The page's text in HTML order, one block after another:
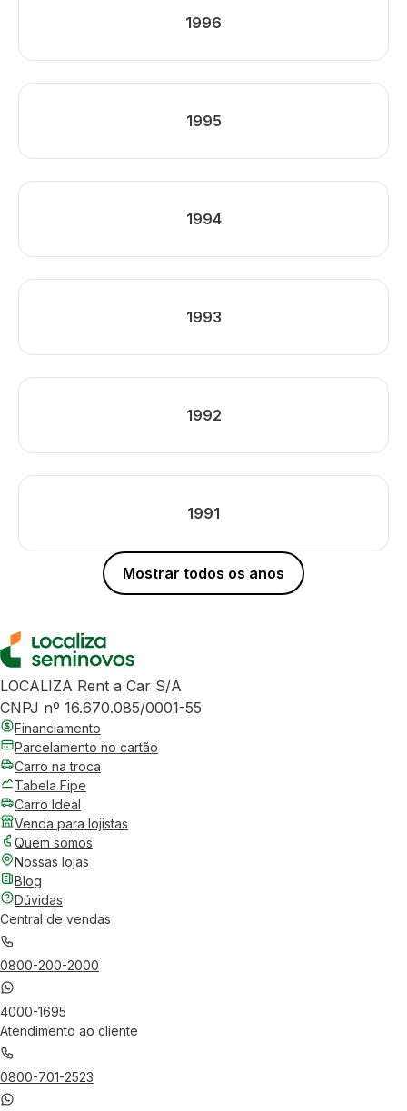
1996
1995
1994
1993
1992
1991
Mostrar todos os anos
LOCALIZA Rent a Car S/A
CNPJ nº 16.670.085/0001-55
Financiamento
Parcelamento no cartão
Carro na troca
Tabela Fipe
Carro Ideal
Venda para lojistas
Quem somos
Nossas lojas
Blog
Dúvidas
Central de vendas
0800-200-2000
4000-1695
Atendimento ao cliente
0800-701-2523